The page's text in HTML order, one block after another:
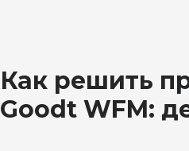
Как решить
Goodt WFM: